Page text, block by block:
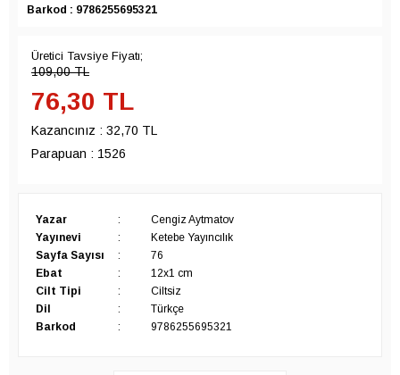
Barkod : 9786255695321
Üretici Tavsiye Fiyatı;
109,00TL
76,30 TL
Kazancınız : 32,70 TL
Parapuan : 1526
Yazar :
Cengiz Aytmatov
Yayınevi
:
Ketebe Yayıncılık
Sayfa Sayısı
:
76
Ebat
:
12x1 cm
Cilt Tipi
:
Ciltsiz
Dil
:
Türkçe
Barkod
: 9786255695321